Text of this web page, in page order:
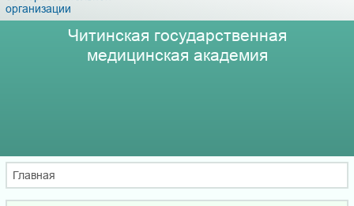
организации
Читинская государственная
медицинская академия
Главная